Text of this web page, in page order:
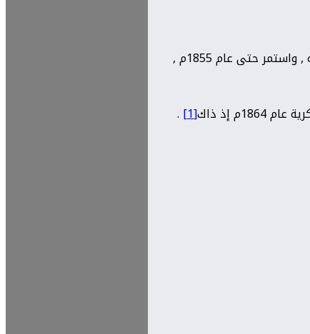
بعد خروج الحكم المصري سنة 1940م غلب طابع السلطة العشائرية على إدارة المنطقة , وعين حاكما لها يوسف باشا شريف زاده , واستمر حتى عام 1855م ,
[1]
.